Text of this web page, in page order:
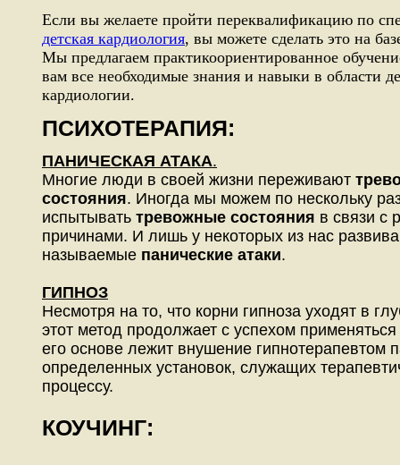
Если вы желаете пройти переквалификацию по
детская кардиология, вы можете сделать это на
Мы предлагаем практикоориентированное
вам все необходимые знания и навыки в области
кардиологии.
ПСИХОТЕРАПИЯ:
ПАНИЧЕСКАЯ АТАКА.
Многие люди в своей жизни переживают
состояния. Иногда мы можем по нескольку
испытывать тревожные состояния в связи с
причинами. И лишь у некоторых из нас
называемые панические атаки.
ГИПНОЗ
Несмотря на то, что корни гипноза уходят в
этот метод продолжает с успехом
его основе лежит внушение гипнотерапевтом
определенных установок, служащих
процессу.
КОУЧИНГ: